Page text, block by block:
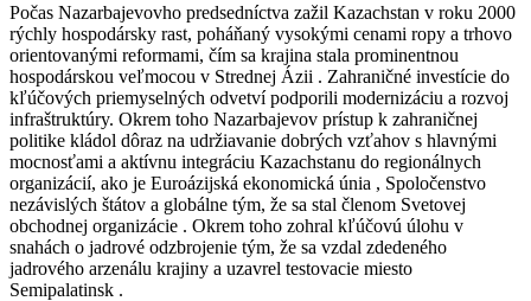
Počas Nazarbajevovho predsedníctva zažil Kazachstan v roku 2000
rýchly hospodársky rast, poháňaný vysokými cenami ropy a trhovo
orientovanými reformami, čím sa krajina stala prominentnou
hospodárskou veľmocou v Strednej Ázii . Zahraničné investície do
kľúčových priemyselných odvetví podporili modernizáciu a rozvoj
infraštruktúry. Okrem toho Nazarbajevov prístup k zahraničnej
politike kládol dôraz na udržiavanie dobrých vzťahov s hlavnými
mocnosťami a aktívnu integráciu Kazachstanu do regionálnych
organizácií, ako je Euroázijská ekonomická únia , Spoločenstvo
nezávislých štátov a globálne tým, že sa stal členom Svetovej
obchodnej organizácie . Okrem toho zohral kľúčovú úlohu v
snahách o jadrové odzbrojenie tým, že sa vzdal zdedeného
jadrového arzenálu krajiny a uzavrel testovacie miesto
Semipalatinsk .